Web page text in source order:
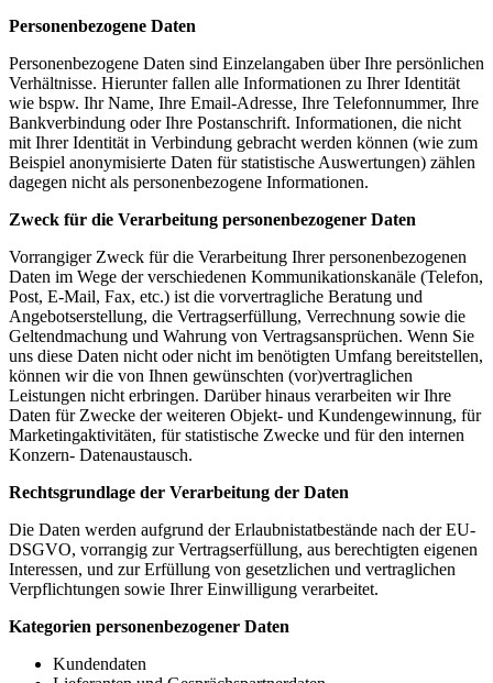
Personenbezogene Daten
Personenbezogene Daten sind Einzelangaben über Ihre persönlichen
Verhältnisse. Hierunter fallen alle Informationen zu Ihrer Identität
wie bspw. Ihr Name, Ihre Email-Adresse, Ihre Telefonnummer, Ihre
Bankverbindung oder Ihre Postanschrift. Informationen, die nicht
mit Ihrer Identität in Verbindung gebracht werden können (wie zum
Beispiel anonymisierte Daten für statistische Auswertungen) zählen
dagegen nicht als personenbezogene Informationen.
Zweck für die Verarbeitung personenbezogener Daten
Vorrangiger Zweck für die Verarbeitung Ihrer personenbezogenen
Daten im Wege der verschiedenen Kommunikationskanäle (Telefon,
Post, E-Mail, Fax, etc.) ist die vorvertragliche Beratung und
Angebotserstellung, die Vertragserfüllung, Verrechnung sowie die
Geltendmachung und Wahrung von Vertragsansprüchen. Wenn Sie
uns diese Daten nicht oder nicht im benötigten Umfang bereitstellen,
können wir die von Ihnen gewünschten (vor)vertraglichen
Leistungen nicht erbringen. Darüber hinaus verarbeiten wir Ihre
Daten für Zwecke der weiteren Objekt- und Kundengewinnung, für
Marketingaktivitäten, für statistische Zwecke und für den internen
Konzern- Datenaustausch.
Rechtsgrundlage der Verarbeitung der Daten
Die Daten werden aufgrund der Erlaubnistatbestände nach der EU-
DSGVO, vorrangig zur Vertragserfüllung, aus berechtigten eigenen
Interessen, und zur Erfüllung von gesetzlichen und vertraglichen
Verpflichtungen sowie Ihrer Einwilligung verarbeitet.
Kategorien personenbezogener Daten
Kundendaten